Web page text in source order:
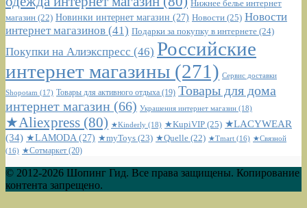
Нижнее белье интернет
магазин (22) Новинки интернет магазин (27) Новости (25) Новости
интернет магазинов (41) Подарки за покупку в интернете (24)
Покупки на Алиэкспресс (46) Российские
интернет магазины (271) Сервис доставки
Shopotam (17) Товары для активного отдыха (19) Товары для дома
интернет магазин (66) Украшения интернет магазин (18)
★Aliexpress (80) ★Kinderly (18) ★KupiVIP (25) ★LACYWEAR
(34) ★LAMODA(27) ★myToys (23) ★Quelle (22) ★Tmart (16) ★Связной
(16) ★Сотмаркет (20)
© 2012-2026 Шопинг Гид. Все права защищены. Копирование
контента запрещено.